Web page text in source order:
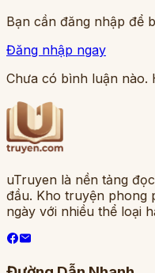
Bạn cần đăng nhập để
Đăng nhập ngay
Chưa có bình luận nào.
uTruyen là nền tảng
đầu. Kho truyện phong
ngày với nhiều thể loại